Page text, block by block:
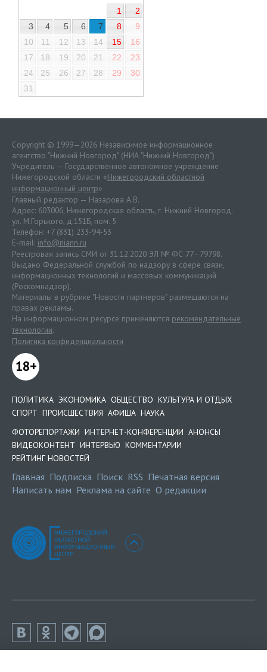
1
2
3
4 5 6 7 8
9
10
11 12 13 14 15
16
17
18 19 20 21 22
23
24
25 26 27 28 29
30
31
Copyright © 1999—2026 Независимое информационное
агентство "Нижний Новгород" (НИА "Нижний Новгород")
Учредитель — Государственное автономное учреждение
Нижегородской области «Нижегородский областной
информационный центр»
Главный редактор — Назарова А.В.
Адрес: 603006, Нижегородская область, г. Нижний Новгород.
ул. М.Горького, д.151Б, пом. 5
Телефон: +7 (831) 233-94-53
E-mail: info@niann.ru
Реестровая запись СМИ от 31.12.2020 ЭЛ № ФС 77 - 79798.
Выдано Федеральной службой по надзору в сфере связи,
информационных технологий и массовых коммуникаций
(Роскомнадзор).
Материалы в рубрике "Новости партнеров" размещаются на
правах рекламы.
На информационном ресурсе применяются рекомендательные
технологии.
Политика конфиденциальности
18+
ПОЛИТИКА ЭКОНОМИКА ОБЩЕСТВО КУЛЬТУРА И ОТДЫХ
СПОРТ ПРОИСШЕСТВИЯ АФИША НАУКА
ФОТОРЕПОРТАЖИ ИНТЕРНЕТ-КОНФЕРЕНЦИИ АНОНСЫ
ВИДЕОКОНТЕНТ ИНТЕРВЬЮ КОММЕНТАРИИ
РЕЙТИНГ НОВОСТЕЙ
Главная Подписка Поиск RSS Печатная версия
Написать нам Реклама на сайте О редакции